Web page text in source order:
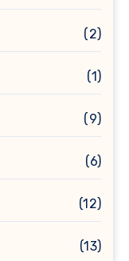
(2)
(1)
(9)
(6)
(12)
(13)